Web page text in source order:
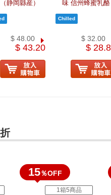
静岡縣産）
$ 48.00
$ 43.20
味 信州蜂蜜乳酪
$ 32.00
$
15％OFF
1箱5商品